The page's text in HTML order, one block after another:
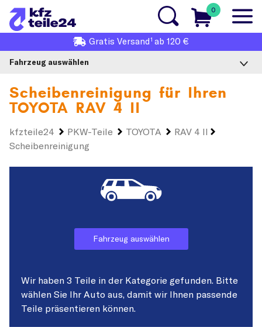
0
Gratis Versand1 ab 120 €
Fahrzeug auswählen
Scheibenreinigung für Ihren
TOYOTA RAV 4 II
kfzteile24 PKW-Teile TOYOTA
RAV 4 II
Scheibenreinigung
Fahrzeug auswählen
Wir haben 3 Teile in der Kategorie gefunden. Bitte
wählen Sie Ihr Auto aus, damit wir Ihnen passende
Teile präsentieren können.